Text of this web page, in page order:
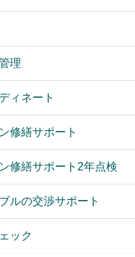
理
ィネート
修繕サポート
修繕サポート2年点検
ルの交渉サポート
ック